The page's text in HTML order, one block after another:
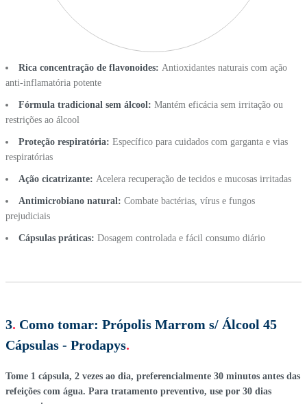
Rica concentração de flavonoides: Antioxidantes naturais com ação
anti-inflamatória potente
Fórmula tradicional sem álcool: Mantém eficácia sem irritação ou
restrições ao álcool
Proteção respiratória: Específico para cuidados com garganta e vias
respiratórias
Ação cicatrizante: Acelera recuperação de tecidos e mucosas irritadas
Antimicrobiano natural: Combate bactérias, vírus e fungos
prejudiciais
Cápsulas práticas: Dosagem controlada e fácil consumo diário
3. Como tomar: Própolis Marrom s/ Álcool 45
Cápsulas - Prodapys.
Tome 1 cápsula, 2 vezes ao dia, preferencialmente 30 minutos antes das
refeições com água. Para tratamento preventivo, use por 30 dias